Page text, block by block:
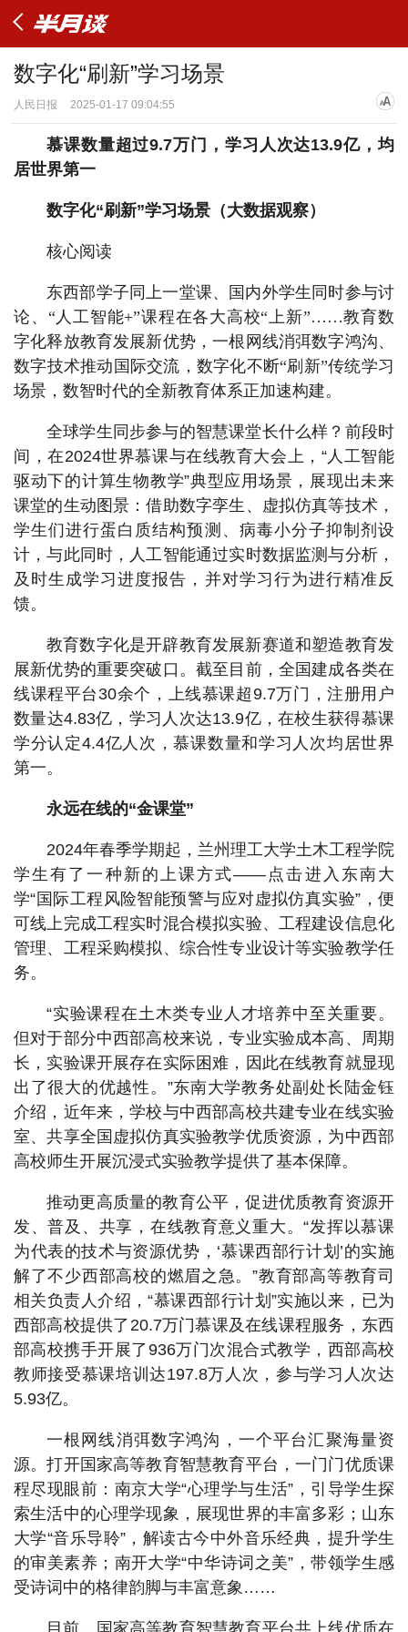
数字化“刷新”学习场景
人民日报 2025-01-17 09:04:55
慕课数量超过9.7万门，学习人次达13.9亿，均
居世界第一
数字化“刷新”学习场景（大数据观察）
核心阅读
东西部学子同上一堂课、国内外学生同时参与讨
论、“人工智能+”课程在各大高校“上新”……教育数
字化释放教育发展新优势，一根网线消弭数字鸿沟、
数字技术推动国际交流，数字化不断“刷新”传统学习
场景，数智时代的全新教育体系正加速构建。
全球学生同步参与的智慧课堂长什么样？前段时
间，在2024世界慕课与在线教育大会上，“人工智能
驱动下的计算生物教学”典型应用场景，展现出未来
课堂的生动图景：借助数字孪生、虚拟仿真等技术，
学生们进行蛋白质结构预测、病毒小分子抑制剂设
计，与此同时，人工智能通过实时数据监测与分析，
及时生成学习进度报告，并对学习行为进行精准反
馈。
教育数字化是开辟教育发展新赛道和塑造教育发
展新优势的重要突破口。截至目前，全国建成各类在
线课程平台30余个，上线慕课超9.7万门，注册用户
数量达4.83亿，学习人次达13.9亿，在校生获得慕课
学分认定4.4亿人次，慕课数量和学习人次均居世界
第一。
永远在线的“金课堂”
2024年春季学期起，兰州理工大学土木工程学院
学生有了一种新的上课方式——点击进入东南大
学“国际工程风险智能预警与应对虚拟仿真实验”，便
可线上完成工程实时混合模拟实验、工程建设信息化
管理、工程采购模拟、综合性专业设计等实验教学任
务。
“实验课程在土木类专业人才培养中至关重要。
但对于部分中西部高校来说，专业实验成本高、周期
长，实验课开展存在实际困难，因此在线教育就显现
出了很大的优越性。”东南大学教务处副处长陆金钰
介绍，近年来，学校与中西部高校共建专业在线实验
室、共享全国虚拟仿真实验教学优质资源，为中西部
高校师生开展沉浸式实验教学提供了基本保障。
推动更高质量的教育公平，促进优质教育资源开
发、普及、共享，在线教育意义重大。“发挥以慕课
为代表的技术与资源优势，‘慕课西部行计划’的实施
解了不少西部高校的燃眉之急。”教育部高等教育司
相关负责人介绍，“慕课西部行计划”实施以来，已为
西部高校提供了20.7万门慕课及在线课程服务，东西
部高校携手开展了936万门次混合式教学，西部高校
教师接受慕课培训达197.8万人次，参与学习人次达
5.93亿。
一根网线消弭数字鸿沟，一个平台汇聚海量资
源。打开国家高等教育智慧教育平台，一门门优质课
程尽现眼前：南京大学“心理学与生活”，引导学生探
索生活中的心理学现象，展现世界的丰富多彩；山东
大学“音乐导聆”，解读古今中外音乐经典，提升学生
的审美素养；南开大学“中华诗词之美”，带领学生感
受诗词中的格律韵脚与丰富意象……
目前，国家高等教育智慧教育平台共上线优质在